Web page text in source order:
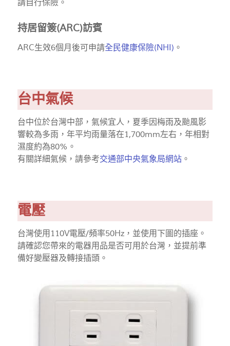
請自行保險。
持居留簽(ARC)訪賓
ARC生效6個月後可申請全民健康保險(NHI) 。
台中氣候
台中位於台灣中部，氣候宜人，夏季因梅雨及颱風影
響較為多雨，年平均雨量落在1,700mm左右，年相對
濕度約為80%。
有關詳細氣候，請參考交通部中央氣象局網站 。
電壓
台灣使用110V電壓/頻率50Hz，並使用下圖的插座。
請確認您帶來的電器用品是否可用於台灣，並提前準
備好變壓器及轉接插頭。